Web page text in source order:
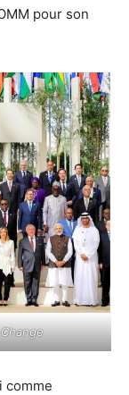
pour son
comme